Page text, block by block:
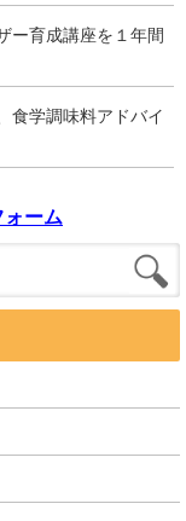
ー育成講座を１年間
食学調味料アドバイ
ーム